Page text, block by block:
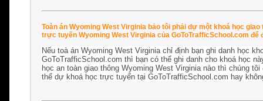
Toàn án Wyoming West Virginia bảo tôi phải dự một khoá học
trực tuyến Wyoming West Virginia của GoToTrafficSchool.com để
Nếu toà án Wyoming West Virginia chỉ định bạn ghi danh học
GoToTrafficSchool.com thì bạn có thể ghi danh cho khoá học
học an toàn giao thông Wyoming West Virginia nào thì chúng
thể dự khoá học trực tuyến tại GoToTrafficSchool.com hay